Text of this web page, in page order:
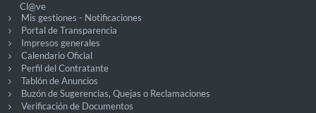
Cl@ve
Mis gestiones - Notificaciones
Portal de Transparencia
Impresos generales
Calendario Oficial
Perfil del Contratante
Tablón de Anuncios
Buzón de Sugerencias, Quejas o Reclamaciones
Verificación de Documentos